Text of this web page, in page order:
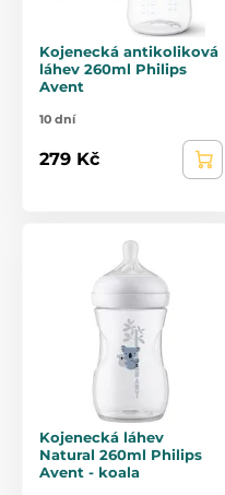
Kojenecká antikoliková
láhev 260ml Philips
Avent
10 dní
279 Kč
Kojenecká láhev
Natural 260ml Philips
Avent - koala